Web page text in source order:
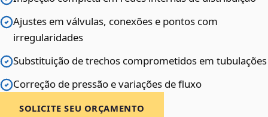
Ajustes em válvulas, conexões e pontos com
irregularidades
Substituição de trechos comprometidos em tubulações
Correção de pressão e variações de fluxo
SOLICITE SEU ORÇAMENTO